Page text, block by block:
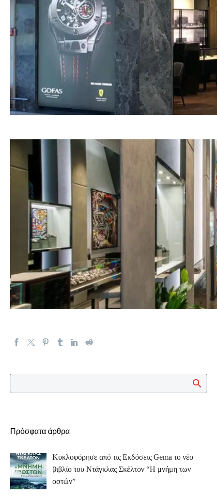
Πρόσφατα άρθρα
Κυκλοφόρησε από τις Εκδόσεις Gema το νέο
βιβλίο του Ντάγκλας Σκέλτον “Η μνήμη των
οστών”